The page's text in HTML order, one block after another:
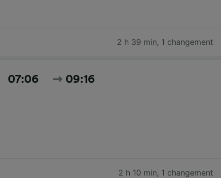
2 h 39 min, 1 changement
07:06 09:16
2 h 10 min, 1 changement